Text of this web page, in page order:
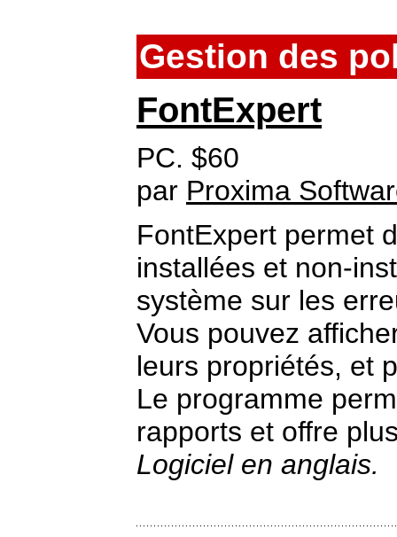
Gestion des
FontExpert
PC. $60
par Proxima
FontExpert permet
installées et non-
système sur les
Vous pouvez
leurs propriétés, et
Le programme
rapports et offre
Logiciel en anglais.